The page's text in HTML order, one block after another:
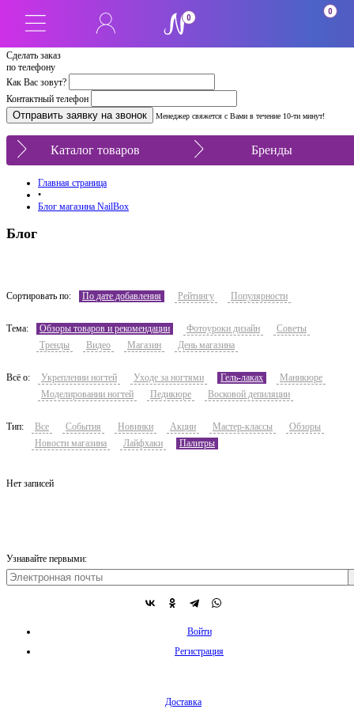
Сделать заказ
по телефону
Как Вас зовут?
Контактный телефон
Менеджер свяжется с Вами в течение 10-ти минут!
0
0
Каталог товаров Бренды
Главная страница
•
Блог магазина NailBox
Блог
Сортировать по: По дате добавления Рейтингу Популярности
Тема: Обзоры товаров и рекомендации Фотоуроки дизайн
Советы
Тренды
Видео Магазин День магазина
Всё о: Укреплении ногтей Уходе за ногтями Гель-лаках
Маникюре
Моделировании ногтей
Педикюре Восковой депиляции
Тип: Все События Новинки Акции Мастер-классы
Обзоры
Новости магазина
Лайфхаки Палитры
Нет записей
Узнавайте первыми:
Войти
Регистрация
Доставка